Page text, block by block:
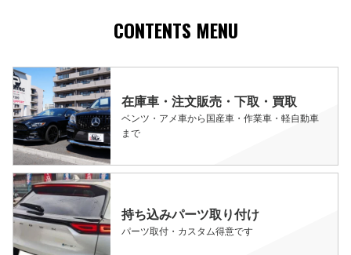
CONTENTS MENU
在庫車・注文販売・下取・買取
ベンツ・アメ車から国産車・作業車・軽自動車
まで
持ち込みパーツ取り付け
パーツ取付・カスタム得意です